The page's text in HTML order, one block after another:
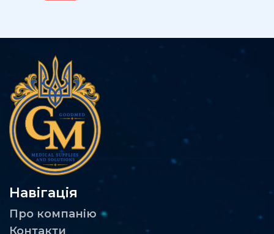
Навігація
Про компанію
Контакти